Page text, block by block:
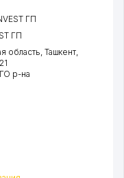
ГП
ГП
область, Ташкент,
р-на